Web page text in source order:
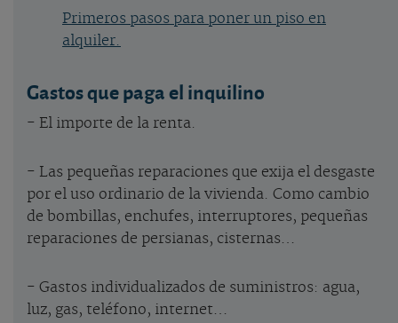
Primeros pasos para poner un piso en
alquiler.
Gastos que paga el inquilino
- El importe de la renta.
- Las pequeñas reparaciones que exija el desgaste
por el uso ordinario de la vivienda. Como cambio
de bombillas, enchufes, interruptores, pequeñas
reparaciones de persianas, cisternas…
- Gastos individualizados de suministros: agua,
luz, gas, teléfono, internet…